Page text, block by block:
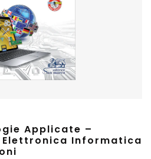
Applicate –
Informatica